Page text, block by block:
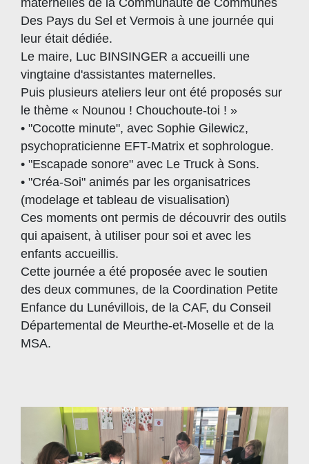
Des Pays du Sel et Vermois à une journée qui
leur était dédiée.
Le maire, Luc BINSINGER a accueilli une
vingtaine d'assistantes maternelles.
Puis plusieurs ateliers leur ont été proposés sur
le thème « Nounou ! Chouchoute-toi ! »
• "Cocotte minute", avec Sophie Gilewicz,
psychopraticienne EFT-Matrix et sophrologue.
• "Escapade sonore" avec Le Truck à Sons.
• "Créa-Soi" animés par les organisatrices
(modelage et tableau de visualisation)
Ces moments ont permis de découvrir des outils
qui apaisent, à utiliser pour soi et avec les
enfants accueillis.
Cette journée a été proposée avec le soutien
des deux communes, de la Coordination Petite
Enfance du Lunévillois, de la CAF, du Conseil
Départemental de Meurthe-et-Moselle et de la
MSA.